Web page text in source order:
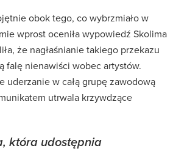
obok tego, co wybrzmiało w
wprost oceniła wypowiedź Skolima
że nagłaśnianie takiego przekazu
falę nienawiści wobec artystów.
uderzanie w całą grupę zawodową
utrwala krzywdzące
która udostępnia